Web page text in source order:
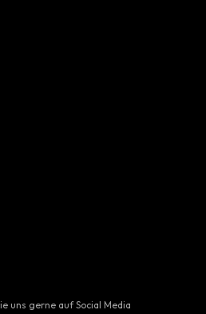
uns gerne auf Social Media